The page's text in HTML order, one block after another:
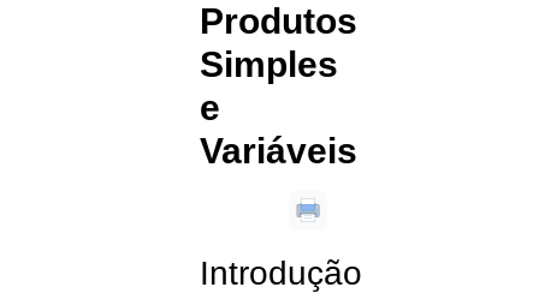
Produtos
Simples
e
Variáveis
Introdução